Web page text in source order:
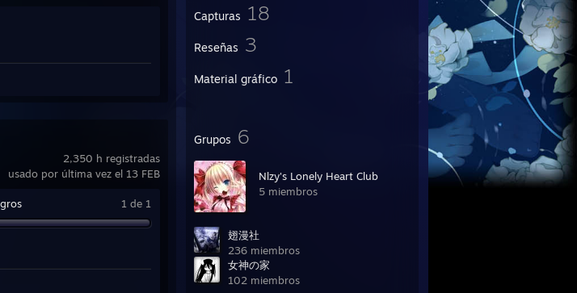
Capturas 18
Reseñas 3
Material gráfico 1
Grupos 6
Nlzy's Lonely Heart Club
5 miembros
翅漫社
236 miembros
女神の家
102 miembros
2,350 h registradas
usado por última vez el 13 FEB
1 de 1